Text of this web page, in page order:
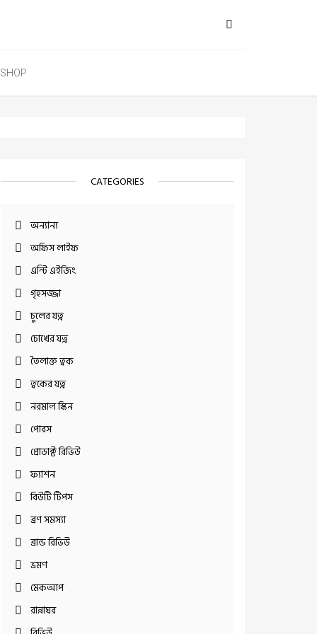
SHOP
CATEGORIES
অন্যান্য
অফিস লাইফ
এন্টি এইজিং
গৃহসজ্জা
চুলের যত্ন
চোখের যত্ন
তৈলাক্ত ত্বক
ত্বকের যত্ন
নরমাল স্কিন
পোরস
প্রোডাক্ট রিভিউ
ফ্যাশন
বিউটি টিপস
ব্রণ সমস্যা
ব্রান্ড রিভিউ
ভ্রমণ
মেকআপ
রান্নাঘর